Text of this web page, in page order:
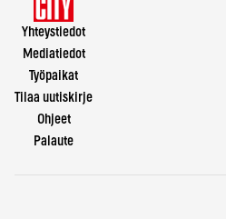
Yhteystiedot
Mediatiedot
Työpaikat
Tilaa uutiskirje
Ohjeet
Palaute